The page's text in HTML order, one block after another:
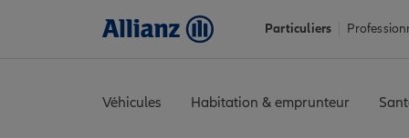
Particuliers
Véhicules Habitation & emprunteur